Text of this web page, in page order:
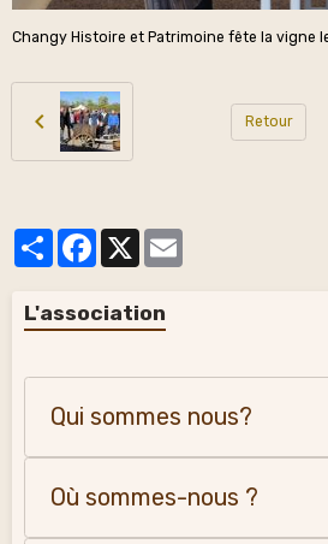
Changy Histoire et Patrimoine fête la vigne
Retour
PartagerFacebook
L'association
Qui sommes nous?
Où sommes-nous ?